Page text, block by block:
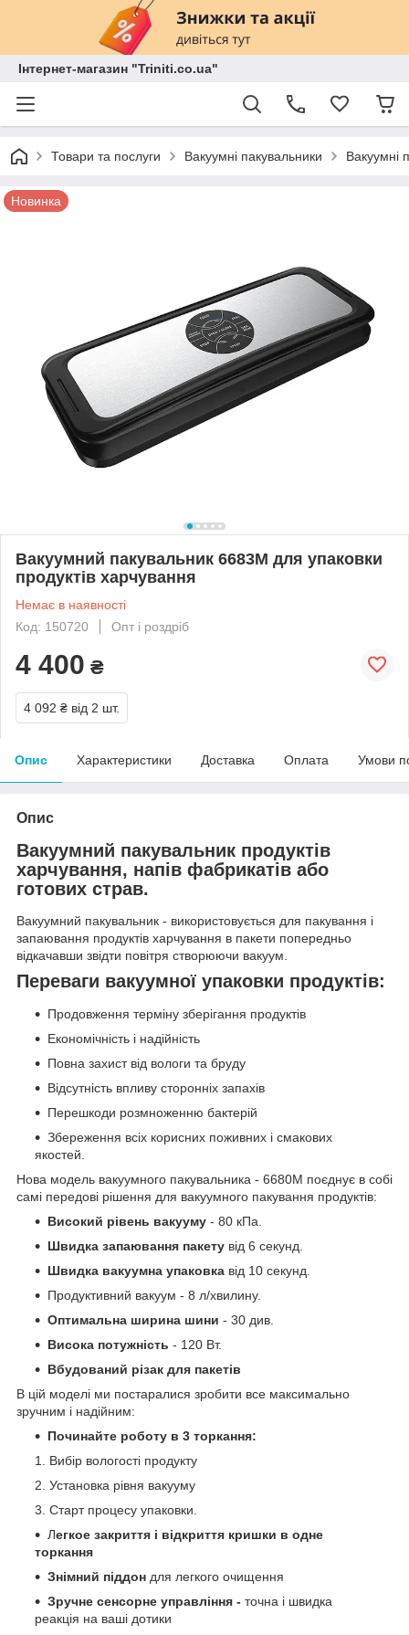
Інтернет-магазин "Triniti.co.ua"
Товари та послуги Вакуумні пакувальники Вакуумні
Новинка
Вакуумний пакувальник 6683M для упаковки
продуктів харчування
Немає в наявності
Код: 150720
Опт і роздріб
4 400 ₴
4 092 ₴ від 2 шт.
Опис Характеристики Доставка Оплата Умови
Опис
Вакуумний пакувальник продуктів
харчування, напів фабрикатів або
готових страв.
Вакуумний пакувальник - використовується для пакування і
запаювання продуктів харчування в пакети попередньо
відкачавши звідти повітря створюючи вакуум.
Переваги вакуумної упаковки продуктів:
Продовження терміну зберігання продуктів
Економічність і надійність
Повна захист від вологи та бруду
Відсутність впливу сторонніх запахів
Перешкоди розмноженню бактерій
Збереження всіх корисних поживних і смакових
якостей.
Нова модель вакуумного пакувальника - 6680M поєднує в собі
самі передові рішення для вакуумного пакування продуктів:
Високий рівень вакууму - 80 кПа.
Швидка запаювання пакету від 6 секунд.
Швидка вакуумна упаковка від 10 секунд.
Продуктивний вакуум - 8 л/хвилину.
Оптимальна ширина шини - 30 див.
Висока потужність - 120 Вт.
Вбудований різак для пакетів
В цій моделі ми постаралися зробити все максимально
зручним і надійним:
Починайте роботу в 3 торкання:
Вибір вологості продукту
Установка рівня вакууму
Старт процесу упаковки.
Легкое закриття і відкриття кришки в одне
торкання
Знімний піддон для легкого очищення
Зручне сенсорне управління - точна і швидка
реакція на ваші дотики